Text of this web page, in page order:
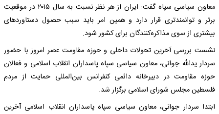
معاون سیاسی سپاه گفت: ایران از هر نظر نسبت به سال ۲۰۱۵ در موقعیت
برتر و توانمندتری قرار دارد و همین امر باید سبب حصول دستاوردهای
بیشتری از سوی مذاکره‌کنندگان برای کشور شود.
نشست بررسی آخرین تحولات داخلی و حوزه مقاومت عصر امروز با حضور
سردار یدالله جوانی، معاون سیاسی سپاه پاسداران انقلاب اسلامی و فعالان
حوزه مقاومت در دبیرخانه دائمی کنفرانس بین‌المللی حمایت از مردم
فلسطین مجلس شورای اسلامی برگزار شد.
ابتدا سردار جوانی، معاون سیاسی سپاه پاسداران انقلاب اسلامی آخرین